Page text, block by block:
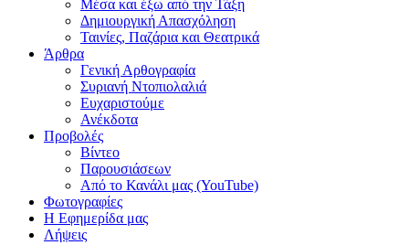
Μέσα και έξω από την Τάξη
Δημιουργική Απασχόληση
Ταινίες, Παζάρια και Θεατρικά
Άρθρα
Γενική Αρθογραφία
Συριανή Ντοπιολαλιά
Ευχαριστούμε
Ανέκδοτα
Προβολές
Βίντεο
Παρουσιάσεων
Από το Κανάλι μας (YouTube)
Φωτογραφίες
Η Εφημερίδα μας
Λήψεις